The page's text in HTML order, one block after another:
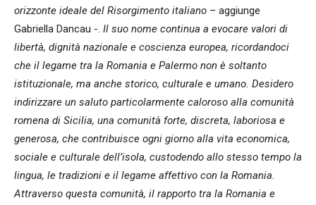
orizzonte ideale del Risorgimento italiano – aggiunge
Gabriella Dancau -. Il suo nome continua a evocare valori di
libertà, dignità nazionale e coscienza europea, ricordandoci
che il legame tra la Romania e Palermo non è soltanto
istituzionale, ma anche storico, culturale e umano. Desidero
indirizzare un saluto particolarmente caloroso alla comunità
romena di Sicilia, una comunità forte, discreta, laboriosa e
generosa, che contribuisce ogni giorno alla vita economica,
sociale e culturale dell’isola, custodendo allo stesso tempo la
lingua, le tradizioni e il legame affettivo con la Romania.
Attraverso questa comunità, il rapporto tra la Romania e